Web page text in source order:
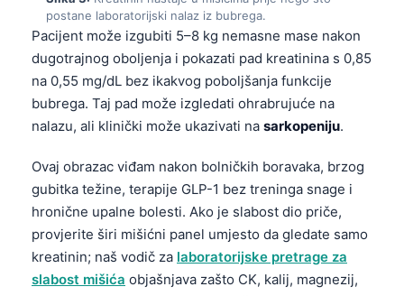
postane laboratorijski nalaz iz bubrega.
Pacijent može izgubiti 5–8 kg nemasne mase nakon
dugotrajnog oboljenja i pokazati pad kreatinina s 0,85
na 0,55 mg/dL bez ikakvog poboljšanja funkcije
bubrega. Taj pad može izgledati ohrabrujuće na
nalazu, ali klinički može ukazivati na sarkopeniju.
Ovaj obrazac viđam nakon bolničkih boravaka, brzog
gubitka težine, terapije GLP-1 bez treninga snage i
hronične upalne bolesti. Ako je slabost dio priče,
provjerite širi mišićni panel umjesto da gledate samo
kreatinin; naš vodič za laboratorijske pretrage za
slabost mišića objašnjava zašto CK, kalij, magnezij,